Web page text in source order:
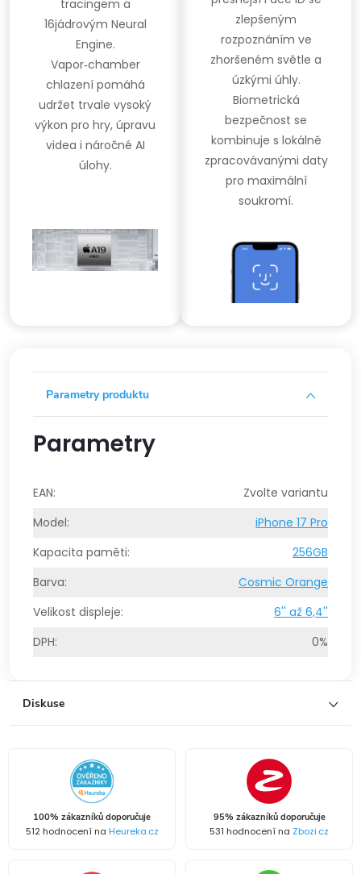
tracingem a
16jádrovým Neural
Engine.
Vapor‑chamber
chlazení pomáhá
udržet trvale vysoký
výkon pro hry, úpravu
videa i náročné AI
úlohy.
zlepšeným
rozpoznáním ve
zhoršeném světle a
úzkými úhly.
Biometrická
bezpečnost se
kombinuje s lokálně
zpracovávanými daty
pro maximální
soukromí.
Parametry produktu
Parametry
EAN:
Zvolte variantu
Model:
iPhone 17 Pro
Kapacita paměti:
256GB
Barva:
Cosmic Orange
Velikost displeje:
6'' až 6,4''
DPH: 0%
Diskuse
100% zákazníků doporučuje
512 hodnocení na Heureka.cz
95% zákazníků doporučuje
531 hodnocení na Zbozi.cz